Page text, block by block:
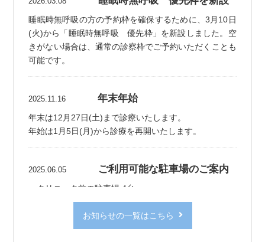
睡眠時無呼吸の方の予約枠を確保するために、3月10日
(火)から「睡眠時無呼吸 優先枠」を新設しました。空
きがない場合は、通常の診察枠でご予約いただくことも
可能です。
2025.11.16 年末年始
年末は12月27日(土)まで診療いたします。
年始は1月5日(月)から診療を再開いたします。
2025.06.05 ご利用可能な駐車場のご案内
・クリニック前の駐車場 4台
の無料駐車場3台（徒歩2分）
『ザ・パーク領家』（領家薬局に隣接／当
院でサービス券をお渡しします）
お知らせの一覧はこちら